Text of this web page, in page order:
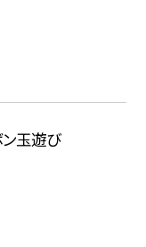
玉遊び